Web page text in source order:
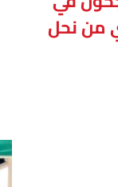
من نحل